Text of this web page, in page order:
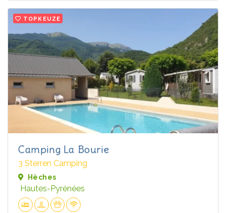
TOPKEUZE
Camping La Bourie
3 Sterren Camping
Hèches
Hautes-Pyrénées